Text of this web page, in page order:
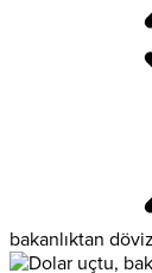
bakanlıktan